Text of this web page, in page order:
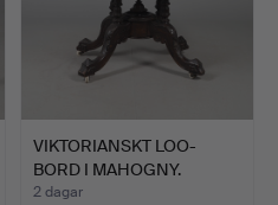
VIKTORIANSKT LOO-
BORD I MAHOGNY.
2 dagar